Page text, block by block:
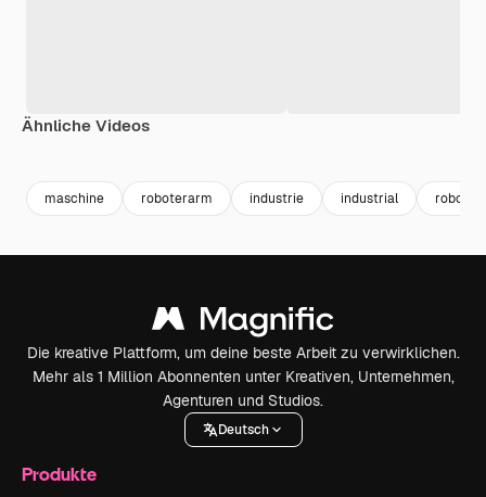
Ähnliche Videos
maschine roboterarm industrie industrial roboter
Die kreative Plattform, um deine beste Arbeit zu verwirklichen.
Mehr als 1 Million Abonnenten unter Kreativen, Unternehmen,
Agenturen und Studios.
Deutsch
Produkte